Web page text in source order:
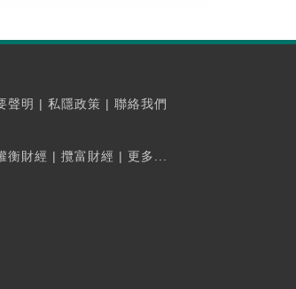
聲明 | 私隱政策 | 聯絡我們
衡財經 | 攬富財經 | 更多...